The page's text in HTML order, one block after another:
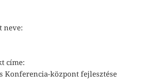
neve:
címe:
Konferencia-központ fejlesztése